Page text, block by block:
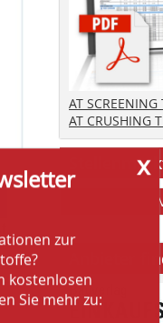
x
zur
kostenlosen
Sie mehr zu:
AT
AT CRUSHING
Anbieter